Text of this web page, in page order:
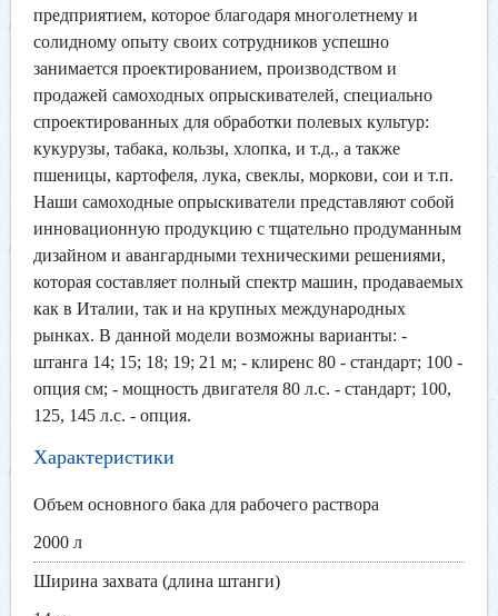
предприятием, которое благодаря многолетнему и
солидному опыту своих сотрудников успешно
занимается проектированием, производством и
продажей самоходных опрыскивателей, специально
спроектированных для обработки полевых культур:
кукурузы, табака, кользы, хлопка, и т.д., а также
пшеницы, картофеля, лука, свеклы, моркови, сои и т.п.
Наши самоходные опрыскиватели представляют собой
инновационную продукцию с тщательно продуманным
дизайном и авангардными техническими решениями,
которая составляет полный спектр машин, продаваемых
как в Италии, так и на крупных международных
рынках. В данной модели возможны варианты: -
штанга 14; 15; 18; 19; 21 м; - клиренс 80 - стандарт; 100 -
опция см; - мощность двигателя 80 л.с. - стандарт; 100,
125, 145 л.с. - опция.
Характеристики
Объем основного бака для рабочего раствора
2000 л
Ширина захвата (длина штанги)